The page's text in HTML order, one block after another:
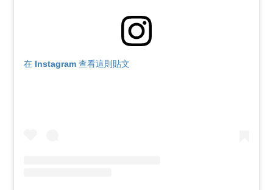
在 Instagram 查看這則貼文